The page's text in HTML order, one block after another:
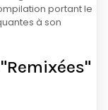
portant le
à son